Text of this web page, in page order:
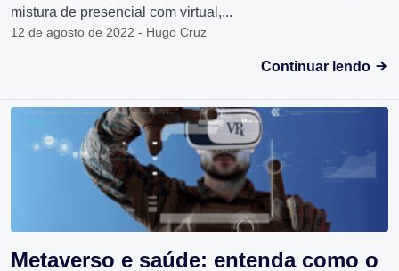
mistura de presencial com virtual,...
12 de agosto de 2022 - Hugo Cruz
Continuar lendo
Metaverso e saúde: entenda como o